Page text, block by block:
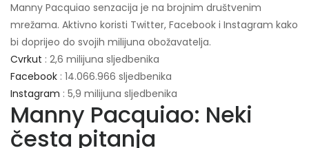
Manny Pacquiao senzacija je na brojnim društvenim
mrežama. Aktivno koristi Twitter, Facebook i Instagram kako
bi doprijeo do svojih milijuna obožavatelja.
Cvrkut : 2,6 milijuna sljedbenika
Facebook : 14.066.966 sljedbenika
Instagram : 5,9 milijuna sljedbenika
Manny Pacquiao: Neki
česta pitanja